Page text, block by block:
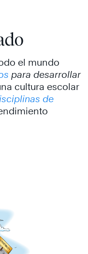
el mundo
para desarrollar
cultura escolar
de